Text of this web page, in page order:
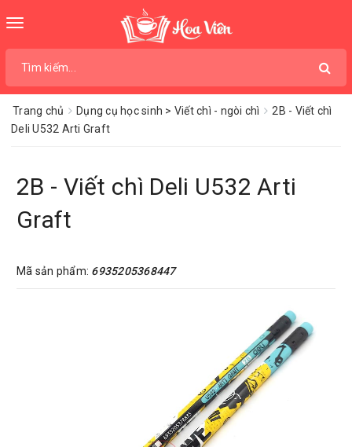
Toggle
Trang chủ Dụng cụ học sinh > Viết chì - ngòi chì
2B - Viết chì
Deli U532 Arti Graft
2B - Viết chì Deli U532 Arti
Graft
Mã sản phẩm: 6935205368447